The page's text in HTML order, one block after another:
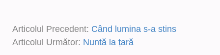
Articolul Precedent: Când lumina s-a stins
Articolul Următor: Nuntă la țară